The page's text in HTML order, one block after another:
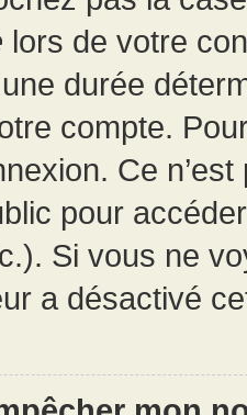
lors de votre
durée
compte.
Ce
pour
Si vous ne
a désactivé